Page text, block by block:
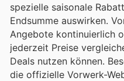
spezielle saisonale
Endsumme auswirken.
Angebote kontinuierlich
jederzeit Preise
Deals nutzen können.
die offizielle Vorwerk-